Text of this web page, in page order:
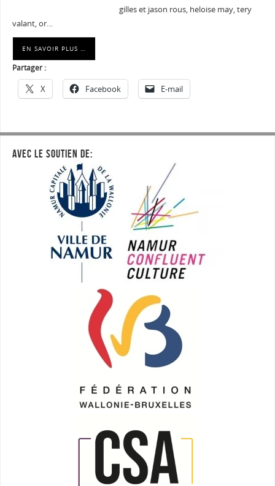
gilles et jason rous, heloise may, tery
valant, or…
EN SAVOIR PLUS …
Partager :
X Facebook E-mail
AVEC LE SOUTIEN DE: